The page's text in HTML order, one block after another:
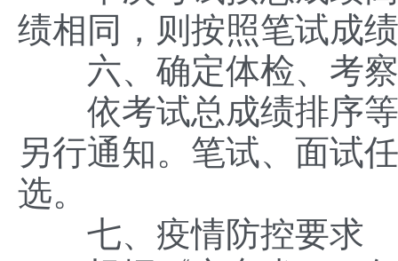
绩相同，则按照笔试成
六、确定体检、考
依考试总成绩排序等
另行通知。笔试、面试
选。
七、疫情防控要求